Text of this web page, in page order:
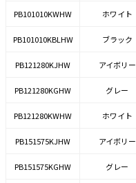
PB101010KWHW ホワイト
PB101010KBLHW ブラック
PB121280KJHW アイボリー
PB121280KGHW グレー
PB121280KWHW ホワイト
PB151575KJHW アイボリー
PB151575KGHW グレー